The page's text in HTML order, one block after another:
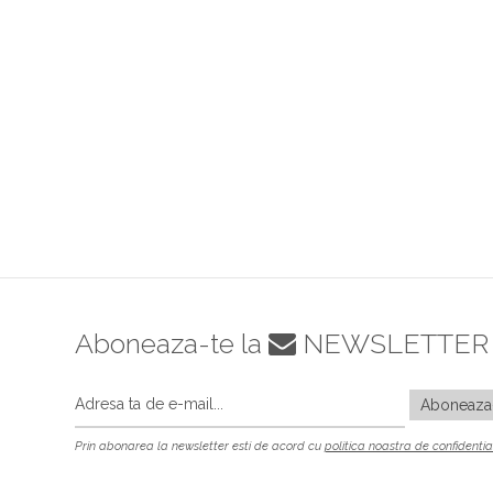
Aboneaza-te la NEWSLETTER
Prin abonarea la newsletter esti de acord cu politica noastra de